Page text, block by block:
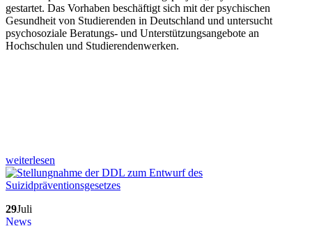
gestartet. Das Vorhaben beschäftigt sich mit der psychischen
Gesundheit von Studierenden in Deutschland und untersucht
psychosoziale Beratungs- und Unterstützungsangebote an
Hochschulen und Studierendenwerken.
weiterlesen
29Juli
News